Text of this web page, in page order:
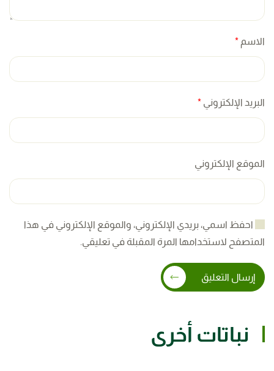
الاسم *
البريد الإلكتروني *
الموقع الإلكتروني
احفظ اسمي، بريدي الإلكتروني، والموقع الإلكتروني في هذا
المتصفح لاستخدامها المرة المقبلة في تعليقي.
إرسال التعليق
نباتات أخرى